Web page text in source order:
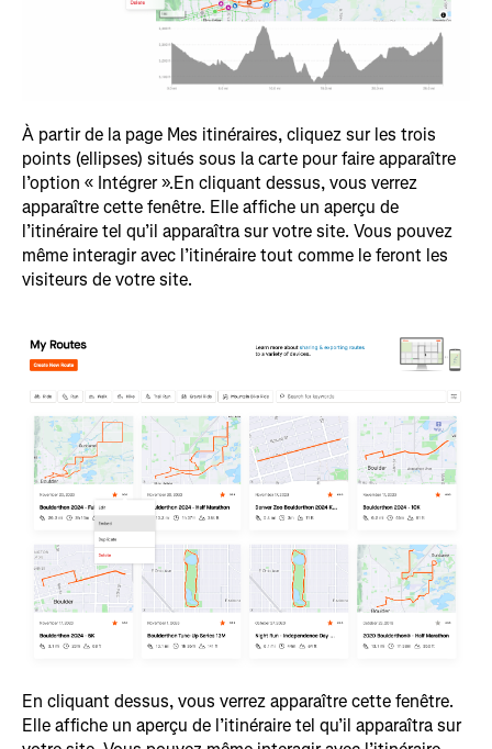
À partir de la page Mes itinéraires, cliquez sur les trois
points (ellipses) situés sous la carte pour faire apparaître
l’option « Intégrer ».En cliquant dessus, vous verrez
apparaître cette fenêtre. Elle affiche un aperçu de
l’itinéraire tel qu’il apparaîtra sur votre site. Vous pouvez
même interagir avec l’itinéraire tout comme le feront les
visiteurs de votre site.
En cliquant dessus, vous verrez apparaître cette fenêtre.
Elle affiche un aperçu de l’itinéraire tel qu’il apparaîtra sur